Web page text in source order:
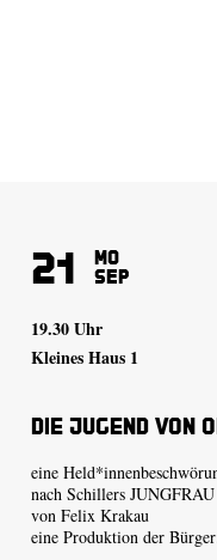
21 Mo
Sep
19.30 Uhr
Kleines Haus 1
Die Jugend von
eine
nach Schillers
von Felix Krakau
eine Produktion der